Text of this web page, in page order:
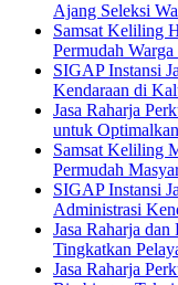
Ajang Seleksi
Samsat Keliling
Permudah
SIGAP Instansi
Kendaraan di
Jasa Raharja
untuk
Samsat Keliling
Permudah
SIGAP Instansi
Administrasi
Jasa Raharja
Tingkatkan
Jasa Raharja